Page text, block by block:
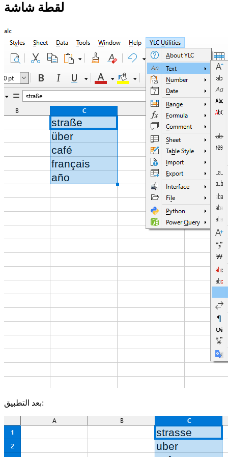
لقطة شاشة
بعد التطبيق: